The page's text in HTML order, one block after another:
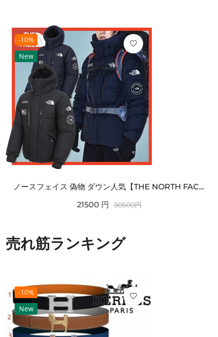
-10%
New
ノースフェイス 偽物 ダウン人気【THE NORTH FACE】M'S 7 SUMMIT HIM...
21500 円 30500円
売れ筋ランキング
-10%
New